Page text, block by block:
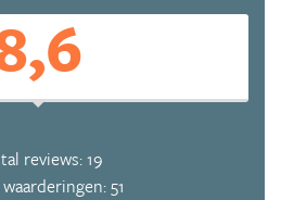
reviews: 19
51